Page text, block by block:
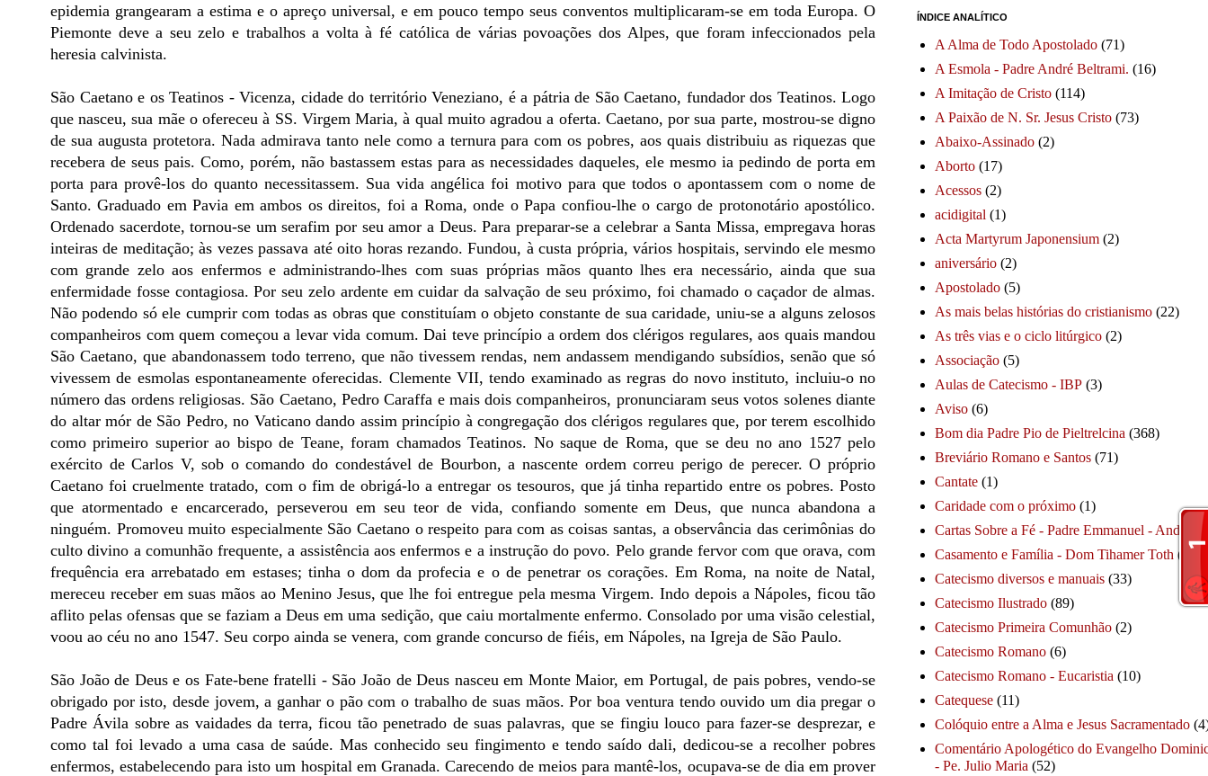
epidemia grangearam a estima e o apreço universal, e em pouco tempo seus conventos multiplicaram-se em toda Europa. O
Piemonte deve a seu zelo e trabalhos a volta à fé católica de várias povoações dos Alpes, que foram infeccionados pela
heresia calvinista.
São Caetano e os Teatinos - Vicenza, cidade do território Veneziano, é a pátria de São Caetano, fundador dos Teatinos. Logo
que nasceu, sua mãe o ofereceu à SS. Virgem Maria, à qual muito agradou a oferta. Caetano, por sua parte, mostrou-se digno
de sua augusta protetora. Nada admirava tanto nele como a ternura para com os pobres, aos quais distribuiu as riquezas que
recebera de seus pais. Como, porém, não bastassem estas para as necessidades daqueles, ele mesmo ia pedindo de porta em
porta para provê-los do quanto necessitassem. Sua vida angélica foi motivo para que todos o apontassem com o nome de
Santo. Graduado em Pavia em ambos os direitos, foi a Roma, onde o Papa confiou-lhe o cargo de protonotário apostólico.
Ordenado sacerdote, tornou-se um serafim por seu amor a Deus. Para preparar-se a celebrar a Santa Missa, empregava horas
inteiras de meditação; às vezes passava até oito horas rezando. Fundou, à custa própria, vários hospitais, servindo ele mesmo
com grande zelo aos enfermos e administrando-lhes com suas próprias mãos quanto lhes era necessário, ainda que sua
enfermidade fosse contagiosa. Por seu zelo ardente em cuidar da salvação de seu próximo, foi chamado o caçador de almas.
Não podendo só ele cumprir com todas as obras que constituíam o objeto constante de sua caridade, uniu-se a alguns zelosos
companheiros com quem começou a levar vida comum. Dai teve princípio a ordem dos clérigos regulares, aos quais mandou
São Caetano, que abandonassem todo terreno, que não tivessem rendas, nem andassem mendigando subsídios, senão que só
vivessem de esmolas espontaneamente oferecidas. Clemente VII, tendo examinado as regras do novo instituto, incluiu-o no
número das ordens religiosas. São Caetano, Pedro Caraffa e mais dois companheiros, pronunciaram seus votos solenes diante
do altar mór de São Pedro, no Vaticano dando assim princípio à congregação dos clérigos regulares que, por terem escolhido
como primeiro superior ao bispo de Teane, foram chamados Teatinos. No saque de Roma, que se deu no ano 1527 pelo
exército de Carlos V, sob o comando do condestável de Bourbon, a nascente ordem correu perigo de perecer. O próprio
Caetano foi cruelmente tratado, com o fim de obrigá-lo a entregar os tesouros, que já tinha repartido entre os pobres. Posto
que atormentado e encarcerado, perseverou em seu teor de vida, confiando somente em Deus, que nunca abandona a
ninguém. Promoveu muito especialmente São Caetano o respeito para com as coisas santas, a observância das cerimônias do
culto divino a comunhão frequente, a assistência aos enfermos e a instrução do povo. Pelo grande fervor com que orava, com
frequência era arrebatado em estases; tinha o dom da profecia e o de penetrar os corações. Em Roma, na noite de Natal,
mereceu receber em suas mãos ao Menino Jesus, que lhe foi entregue pela mesma Virgem. Indo depois a Nápoles, ficou tão
aflito pelas ofensas que se faziam a Deus em uma sedição, que caiu mortalmente enfermo. Consolado por uma visão celestial,
voou ao céu no ano 1547. Seu corpo ainda se venera, com grande concurso de fiéis, em Nápoles, na Igreja de São Paulo.
São João de Deus e os Fate-bene fratelli - São João de Deus nasceu em Monte Maior, em Portugal, de pais pobres, vendo-se
obrigado por isto, desde jovem, a ganhar o pão com o trabalho de suas mãos. Por boa ventura tendo ouvido um dia pregar o
Padre Ávila sobre as vaidades da terra, ficou tão penetrado de suas palavras, que se fingiu louco para fazer-se desprezar, e
como tal foi levado a uma casa de saúde. Mas conhecido seu fingimento e tendo saído dali, dedicou-se a recolher pobres
enfermos, estabelecendo para isto um hospital em Granada. Carecendo de meios para mantê-los, ocupava-se de dia em prover
ÍNDICE ANALÍTICO
A Alma de Todo Apostolado (71)
A Esmola - Padre André Beltrami. (16)
A Imitação de Cristo (114)
A Paixão de N. Sr. Jesus Cristo (73)
Abaixo-Assinado (2)
Aborto (17)
Acessos (2)
acidigital (1)
Acta Martyrum Japonensium (2)
aniversário (2)
Apostolado (5)
As mais belas histórias do cristianismo (22)
As três vias e o ciclo litúrgico (2)
Associação (5)
Aulas de Catecismo - IBP (3)
Aviso (6)
Bom dia Padre Pio de Pieltrelcina (368)
Breviário Romano e Santos (71)
Cantate (1)
Caridade com o próximo (1)
Cartas Sobre a Fé - Padre Emmanuel - André
Casamento e Família - Dom Tihamer Toth (115)
Catecismo diversos e manuais (33)
Catecismo Ilustrado (89)
Catecismo Primeira Comunhão (2)
Catecismo Romano (6)
Catecismo Romano - Eucaristia (10)
Catequese (11)
Colóquio entre a Alma e Jesus Sacramentado
Comentário Apologético do Evangelho
- Pe. Julio Maria (52)